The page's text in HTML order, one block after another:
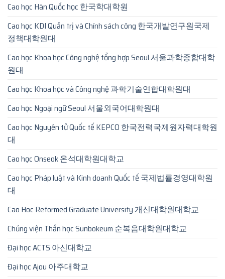
Cao học Hàn Quốc học 한국학대학원
Cao học KDI Quản trị và Chính sách công 한국개발연구원국제
정책대학원대
Cao học Khoa học Công nghệ tổng hợp Seoul 서울과학종합대학
원대
Cao học Khoa học và Công nghệ 과학기술연합대학원대
Cao học Ngoại ngữ Seoul 서울외국어대학원대
Cao học Nguyên tử Quốc tế KEPCO 한국전력국제원자력대학원
대
Cao học Onseok 온석대학원대학교
Cao học Pháp luật và Kinh doanh Quốc tế 국제법률경영대학원
대
Cao Hoc Reformed Graduate University 개신대학원대학교
Chủng viện Thần học Sunbokeum 순복음대학원대학교
Đại học ACTS 아신대학교
Đại học Ajou 아주대학교